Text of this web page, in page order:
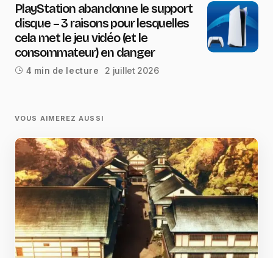
PlayStation abandonne le support
disque – 3 raisons pour lesquelles
cela met le jeu vidéo (et le
consommateur) en danger
4 min de lecture 2 juillet 2026
VOUS AIMEREZ AUSSI